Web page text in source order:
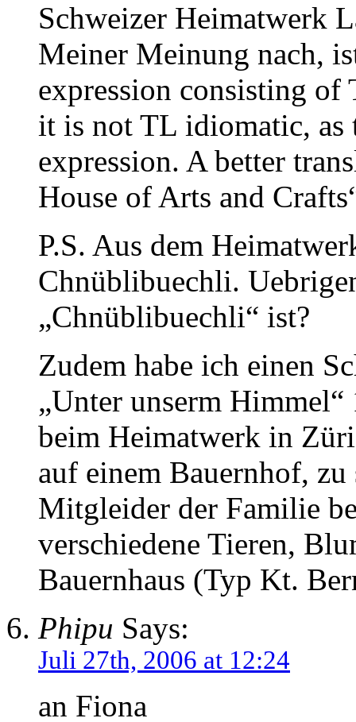
Schweizer Heimatwerk
Meiner Meinung nach,
expression consisting of
it is not TL idiomatic, as
expression. A better
House of Arts and
P.S. Aus dem
Chnüblibuechli.
„Chnüblibuechli“ ist?
Zudem habe ich einen
„Unter unserm
beim Heimatwerk in
auf einem Bauernhof, zu
Mitgleider der Familie
verschiedene Tieren,
Bauernhaus (Typ Kt.
Phipu Says:
Juli 27th, 2006 at 12:24
an Fiona